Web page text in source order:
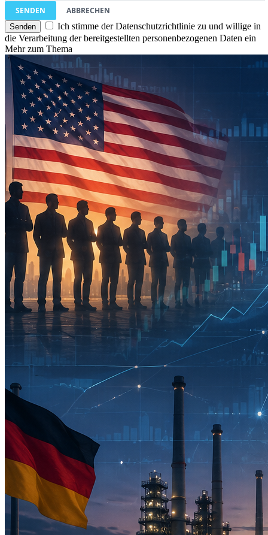
SENDEN
ABBRECHEN
Ich stimme der Datenschutzrichtlinie zu und willige in
die Verarbeitung der bereitgestellten personenbezogenen Daten ein
Mehr zum Thema